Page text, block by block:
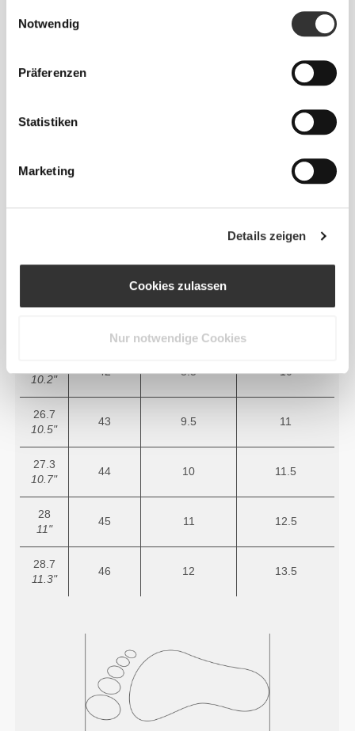
Notwendig
Präferenzen
Statistiken
Marketing
Details zeigen
Cookies zulassen
Nur notwendige Cookies
(in)
22
8.7"
22.7
8.9"
23.3
9.2"
24.7
10.2"
42 8.5 10
26.7
10.5"
43 9.5 11
27.3
10.7"
44 10 11.5
28
11"
45 11 12.5
28.7
11.3"
46 12 13.5